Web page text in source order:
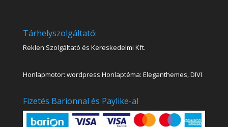
Tárhelyszolgáltató:
Reklen Szolgáltató és Kereskedelmi Kft.
Honlapmotor: wordpress Honlaptéma: Eleganthemes, DIVI
Fizetés Barionnal és Paylike-al